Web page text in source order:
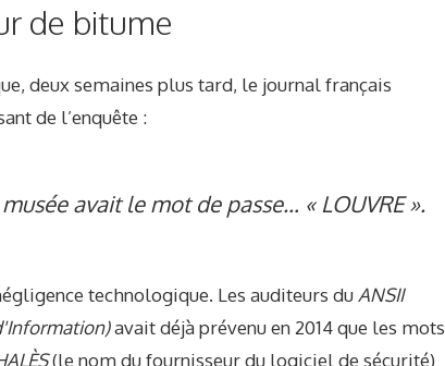
de bitume
deux semaines plus tard, le journal français
de l’enquête :
avait le mot de passe… « LOUVRE ».
technologique. Les auditeurs du ANSII
avait déjà prévenu en 2014 que les mots
(le nom du fournisseur du logiciel de sécurité)